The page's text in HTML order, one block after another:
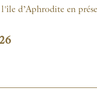
d’Aphrodite en